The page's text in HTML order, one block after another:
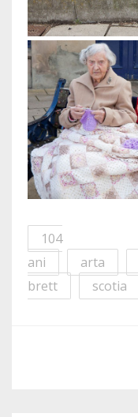
104
ani
arta
brett
scotia